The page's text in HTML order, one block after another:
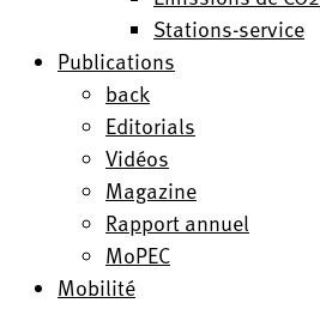
Stations-service
Publications
back
Editorials
Vidéos
Magazine
Rapport annuel
MoPEC
Mobilité